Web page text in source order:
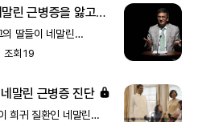
린 근병증을 앓고
딸들이 네말린
밝혔습니다. 이 질환은
조회19
말린 근병증 진단
희귀 질환인 네말린